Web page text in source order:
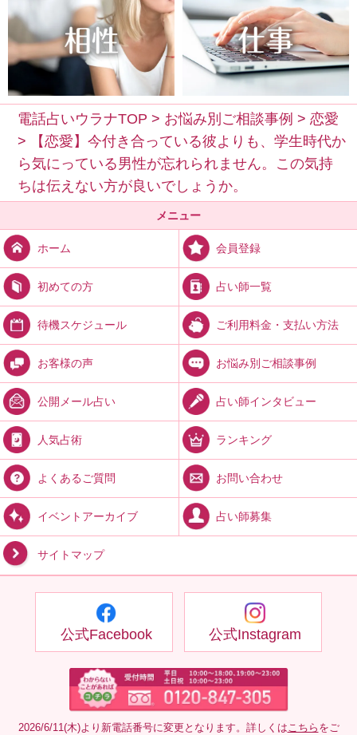
電話占いウラナTOP > お悩み別ご相談事例 >恋愛
>
【恋愛】今付き合っている彼よりも、学生時代か
ら気にっている男性が忘れられません。この気持
ちは伝えない方が良いでしょうか。
メニュー
ホーム 会員登録
初めての方 占い師一覧
待機スケジュール ご利用料金・支払い方法
お客様の声 お悩み別ご相談事例
公開メール占い 占い師インタビュー
人気占術 ランキング
よくあるご質問 お問い合わせ
イベントアーカイブ 占い師募集
サイトマップ
公式Facebook 公式Instagram
2026/6/11(木)より新電話番号に変更となります。詳しくはこちら をご